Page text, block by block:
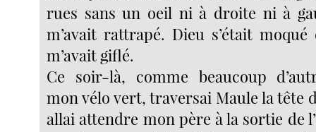
rues sans un oeil ni à droite ni à
m’avait rattrapé. Dieu s’était
m’avait giflé.
Ce soir-là, comme beaucoup
mon vélo vert, traversai Maule la tête
allai attendre mon père à la sortie de